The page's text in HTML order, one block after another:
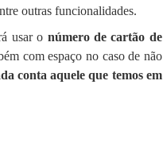
outras funcionalidades.
usar o número de cartão de
com espaço no caso de não
conta aquele que temos em